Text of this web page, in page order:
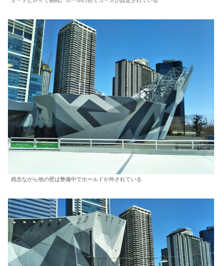
残念ながら他の壁は整備中でホールドが外されている